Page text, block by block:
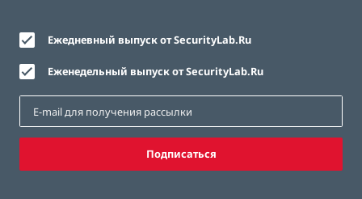
Ежедневный выпуск от SecurityLab.Ru
Еженедельный выпуск от SecurityLab.Ru
Подписаться